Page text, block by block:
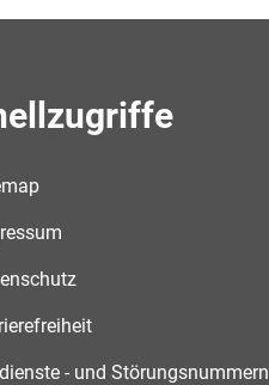
- und Störungsnummern